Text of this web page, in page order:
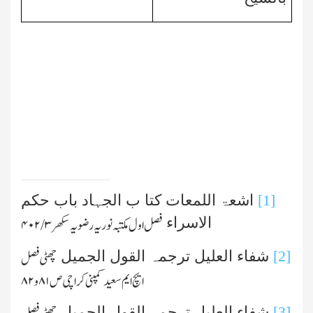
[1] اشعۃ اللمعات کتا ب الجہاد باب حکم
الاسراء فصل اول مکتبہ نوریہ رضویہ سکھر۳/ ۴۰۲
[2] شفاء العلیل ترجمہ القول الجمیل چھٹی فصل
ایچ ایم سعید کمپنی کراچی ص۸۱و۸۲